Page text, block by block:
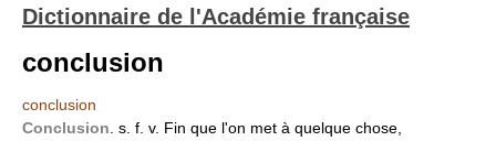
Dictionnaire de l'Académie française
conclusion
conclusion
Conclusion . s. f. v. Fin que l'on met à quelque chose,